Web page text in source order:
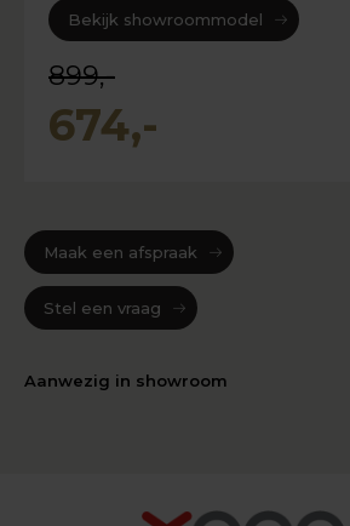
Bekijk showroommodel
899,-
674,-
Maak een afspraak
Stel een vraag
Aanwezig in showroom